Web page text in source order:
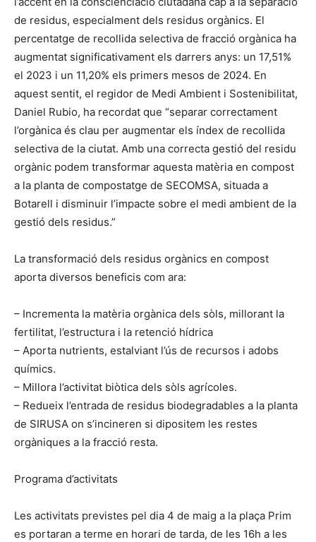
de residus, especialment dels residus orgànics. El
percentatge de recollida selectiva de fracció orgànica ha
augmentat significativament els darrers anys: un 17,51%
el 2023 i un 11,20% els primers mesos de 2024. En
aquest sentit, el regidor de Medi Ambient i Sostenibilitat,
Daniel Rubio, ha recordat que “separar correctament
l’orgànica és clau per augmentar els índex de recollida
selectiva de la ciutat. Amb una correcta gestió del residu
orgànic podem transformar aquesta matèria en compost
a la planta de compostatge de SECOMSA, situada a
Botarell i disminuir l’impacte sobre el medi ambient de la
gestió dels residus.”
La transformació dels residus orgànics en compost
aporta diversos beneficis com ara:
– Incrementa la matèria orgànica dels sòls, millorant la
fertilitat, l’estructura i la retenció hídrica
– Aporta nutrients, estalviant l’ús de recursos i adobs
químics.
– Millora l’activitat biòtica dels sòls agrícoles.
– Redueix l’entrada de residus biodegradables a la planta
de SIRUSA on s’incineren si dipositem les restes
orgàniques a la fracció resta.
Programa d’activitats
Les activitats previstes pel dia 4 de maig a la plaça Prim
es portaran a terme en horari de tarda, de les 16h a les